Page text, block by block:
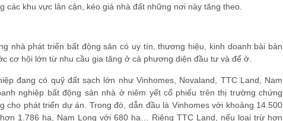
các khu vực lân cận, kéo giá nhà đất những nơi này tăng theo.
nhà phát triển bất động sản có uy tín, thương hiệu, kinh doanh bài bản
cơ hội lớn từ nhu cầu gia tăng ở cả phương diện đầu tư và để ở.
đang có quỹ đất sạch lớn như Vinhomes, Novaland, TTC Land, Nam
nghiệp bất động sản nhà ở niêm yết cổ phiếu trên thị trường chứng
cho phát triển dự án. Trong đó, dẫn đầu là Vinhomes với khoảng 14.500
1.786 ha, Nam Long với 680 ha… Riêng TTC Land, nếu loại trừ hơn